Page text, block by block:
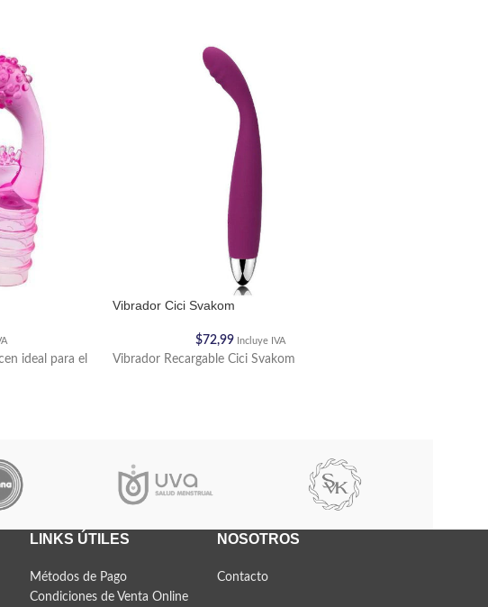
ideal para el
Vibrador Cici Svakom
$72,99 Incluye IVA
Vibrador Recargable Cici Svakom
LINKS ÚTILES
Métodos de Pago
Condiciones de Venta Online
NOSOTROS
Contacto